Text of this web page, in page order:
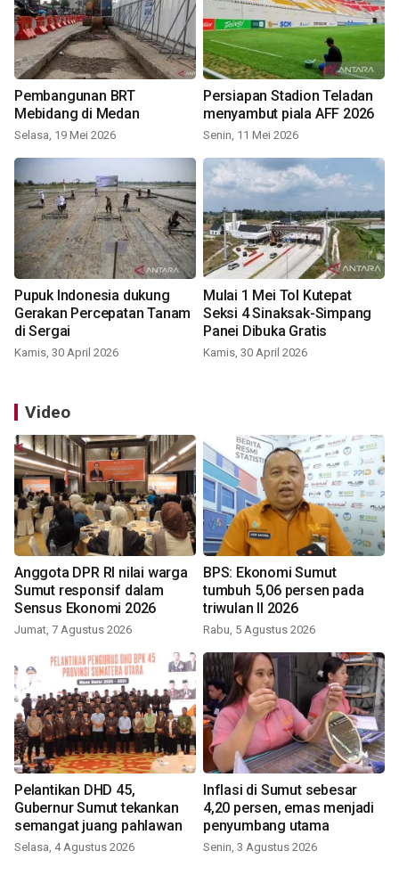
Pembangunan BRT
Mebidang di Medan
Selasa, 19 Mei 2026
Persiapan Stadion Teladan
menyambut piala AFF 2026
Senin, 11 Mei 2026
Pupuk Indonesia dukung
Gerakan Percepatan Tanam
di Sergai
Kamis, 30 April 2026
Mulai 1 Mei Tol Kutepat
Seksi 4 Sinaksak-Simpang
Panei Dibuka Gratis
Kamis, 30 April 2026
Video
Anggota DPR RI nilai warga
Sumut responsif dalam
Sensus Ekonomi 2026
Jumat, 7 Agustus 2026
BPS: Ekonomi Sumut
tumbuh 5,06 persen pada
triwulan II 2026
Rabu, 5 Agustus 2026
Pelantikan DHD 45,
Gubernur Sumut tekankan
semangat juang pahlawan
Selasa, 4 Agustus 2026
Inflasi di Sumut sebesar
4,20 persen, emas menjadi
penyumbang utama
Senin, 3 Agustus 2026